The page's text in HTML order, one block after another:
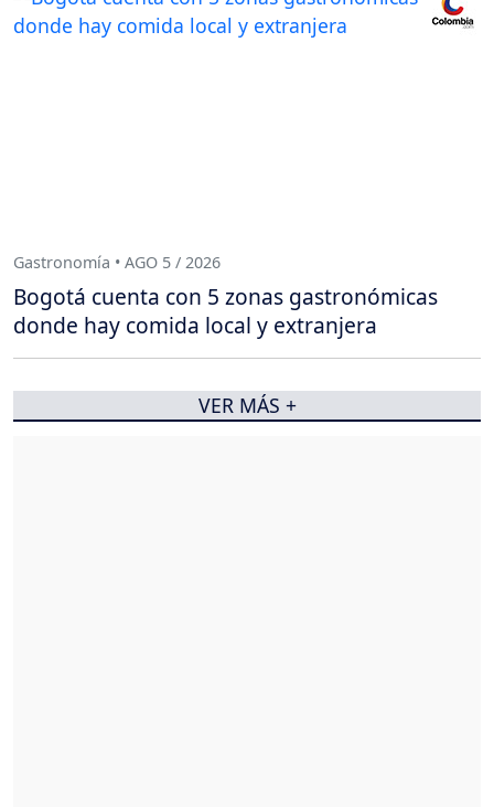
Gastronomía • AGO 5 / 2026
Bogotá cuenta con 5 zonas gastronómicas
donde hay comida local y extranjera
VER MÁS +